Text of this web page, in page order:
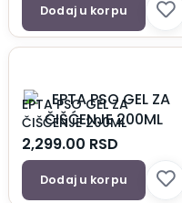
Dodaj u korpu
EPTA PSO GEL ZA
ČIŠĆENJE 200ML
2,299.00 RSD
Dodaj u korpu